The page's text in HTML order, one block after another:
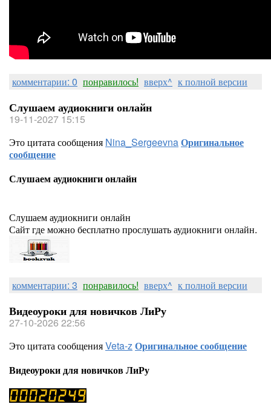
комментарии: 0 понравилось! вверх^ к полной версии
Слушаем аудиокниги онлайн
19-11-2027 15:15
Это цитата сообщения Nina_SergeevnaОригинальное
сообщение
Слушаем аудиокниги онлайн
Слушаем аудиокниги онлайн
Сайт где можно бесплатно прослушать аудиокниги онлайн.
комментарии: 3 понравилось! вверх^ к полной версии
Видеоуроки для новичков ЛиРу
27-10-2026 22:56
Это цитата сообщенияVeta-zОригинальное сообщение
Видеоуроки для новичков ЛиРу